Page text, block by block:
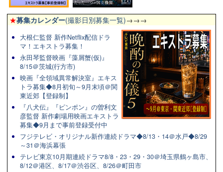
★募集カレンダー(撮影日別募集一覧)→→→
大根仁監督 新作Netflix配信ドラ
マ！エキストラ募集！
永田琴監督映画『藻屑蟹(仮)』
8/15＠茨城(行方市)
映画『全領域異常解決室』エキス
トラ募集◆8月初旬～9月末頃＠関
東近郊【登録制】
『八犬伝』『ピンポン』の曽利文
彦監督 新作劇場用映画エキストラ
募集◆9月まで事前登録受付中
フジテレビ・オリジナル新作連続ドラマ◆8/13・14＠水戸◆8/29
～31＠海浜幕張
テレビ東京10月期連続ドラマ8/8・23・29・30＠埼玉県鶴ヶ島市、
8/12＠港区、8/17＠渋谷区、8/26＠町田市